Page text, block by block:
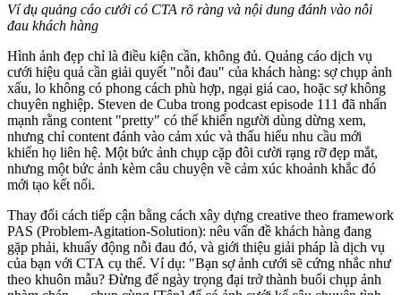
Ví dụ quảng cáo cưới có CTA rõ ràng và nội dung đánh vào nỗi
đau khách hàng
Hình ảnh đẹp chỉ là điều kiện cần, không đủ. Quảng cáo dịch vụ
cưới hiệu quả cần giải quyết "nỗi đau" của khách hàng: sợ chụp ảnh
xấu, lo không có phong cách phù hợp, ngại giá cao, hoặc sợ không
chuyên nghiệp. Steven de Cuba trong podcast episode 111 đã nhấn
mạnh rằng content "pretty" có thể khiến người dùng dừng xem,
nhưng chỉ content đánh vào cảm xúc và thấu hiểu nhu cầu mới
khiến họ liên hệ. Một bức ảnh chụp cặp đôi cười rạng rỡ đẹp mắt,
nhưng một bức ảnh kèm câu chuyện về cảm xúc khoảnh khắc đó
mới tạo kết nối.
Thay đổi cách tiếp cận bằng cách xây dựng creative theo framework
PAS (Problem-Agitation-Solution): nêu vấn đề khách hàng đang
gặp phải, khuấy động nỗi đau đó, và giới thiệu giải pháp là dịch vụ
của bạn với CTA cụ thể. Ví dụ: "Bạn sợ ảnh cưới sẽ cứng nhắc như
theo khuôn mẫu? Đừng để ngày trọng đại trở thành buổi chụp ảnh